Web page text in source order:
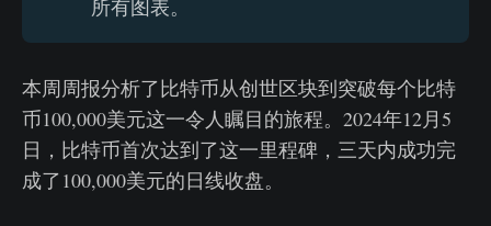
所有图表。
本周周报分析了比特币从创世区块到突破每个比特
币100,000美元这一令人瞩目的旅程。2024年12月5
日，比特币首次达到了这一里程碑，三天内成功完
成了100,000美元的日线收盘。